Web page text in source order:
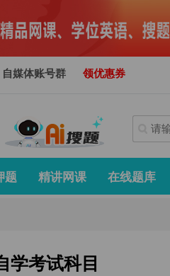
自媒体账号群 领优惠券
题 精讲网课 在线题库
学考试科目